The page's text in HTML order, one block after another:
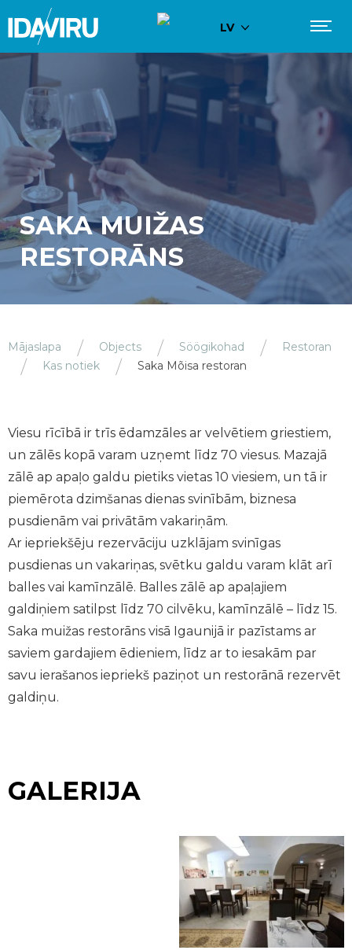
LV
SAKA MUIŽAS
RESTORĀNS
Mājaslapa Objects Söögikohad
Restoran
Kas notiek
Saka Mõisa restoran
Viesu rīcībā ir trīs ēdamzāles ar velvētiem griestiem,
un zālēs kopā varam uzņemt līdz 70 viesus. Mazajā
zālē ap apaļo galdu pietiks vietas 10 viesiem, un tā ir
piemērota dzimšanas dienas svinībām, biznesa
pusdienām vai privātām vakariņām.
Ar iepriekšēju rezervāciju uzklājam svinīgas
pusdienas un vakariņas, svētku galdu varam klāt arī
balles vai kamīnzālē. Balles zālē ap apaļajiem
galdiņiem satilpst līdz 70 cilvēku, kamīnzālē – līdz 15.
Saka muižas restorāns visā Igaunijā ir pazīstams ar
saviem gardajiem ēdieniem, līdz ar to iesakām par
savu ierašanos iepriekš paziņot un restorānā rezervēt
galdiņu.
GALERIJA